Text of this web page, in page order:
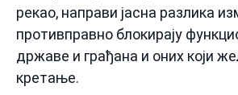
рекао, направи јасна разлика
противправно блокирају
државе и грађана и оних који
кретање.